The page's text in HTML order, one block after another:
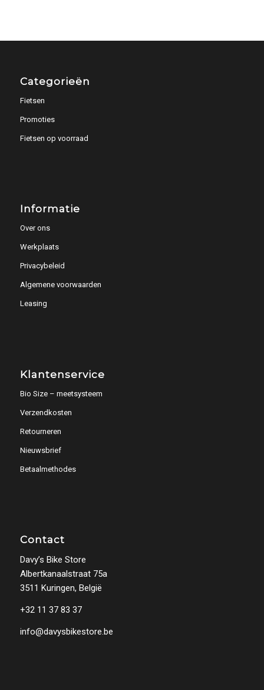
Categorieën
Fietsen
Promoties
Fietsen op voorraad
Informatie
Over ons
Werkplaats
Privacybeleid
Algemene voorwaarden
Leasing
Klantenservice
Bio Size – meetsysteem
Verzendkosten
Retourneren
Nieuwsbrief
Betaalmethodes
Contact
Davy’s Bike Store
Albertkanaalstraat 75a
3511 Kuringen, België
+32 11 37 83 37
info@davysbikestore.be